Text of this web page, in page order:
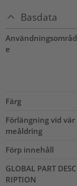
Basdata
Användningsområd
e
Färg
Förlängning vid vär
meåldring
Förp innehåll
GLOBAL PART DESC
RIPTION